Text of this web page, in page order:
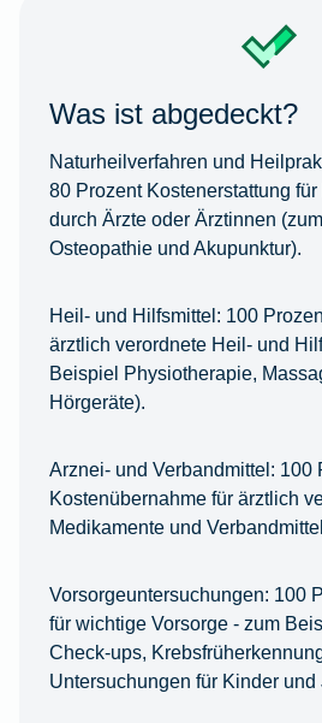
Was ist abgedeckt?
Naturheilverfahren und
80 Prozent Kostenerstattung
durch Ärzte oder Ärztinnen
Osteopathie und Akupunktur).
Heil- und Hilfsmittel: 100
ärztlich verordnete Heil- und
Beispiel Physiotherapie,
Hörgeräte).
Arznei- und Verbandmittel: 100
Kostenübernahme für ärztlich
Medikamente und
Vorsorgeuntersuchungen: 100
für wichtige Vorsorge - zum
Check-ups,
Untersuchungen für Kinder